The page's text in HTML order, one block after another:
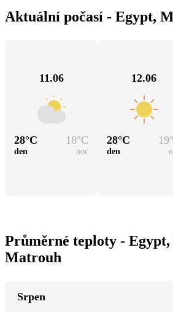
Aktuální počasí - Egypt,
11.06
28°C 18°C
den noc
12.06
28°C 19
den
Průměrné teploty -
Matrouh
Srpen